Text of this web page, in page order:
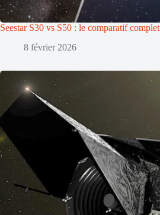
Seestar S30 vs S50 : le comparatif complet
8 février 2026